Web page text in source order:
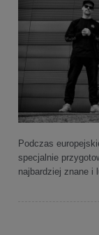
Podczas
specjalnie
najbardziej znane i